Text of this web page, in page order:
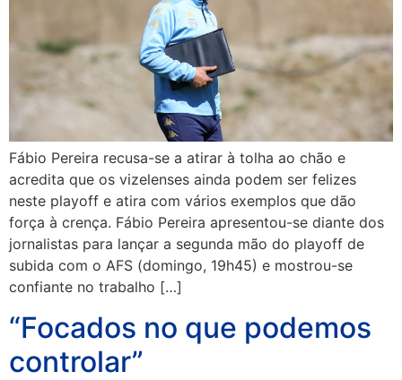
Fábio Pereira recusa-se a atirar à tolha ao chão e
acredita que os vizelenses ainda podem ser felizes
neste playoff e atira com vários exemplos que dão
força à crença. Fábio Pereira apresentou-se diante dos
jornalistas para lançar a segunda mão do playoff de
subida com o AFS (domingo, 19h45) e mostrou-se
confiante no trabalho […]
“Focados no que podemos
controlar”